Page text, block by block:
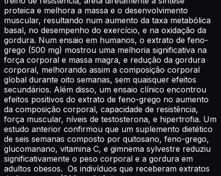
proteica e melhora a massa e o desenvolvimento
muscular, resultando num aumento da taxa metabólica
basal, no desempenho do exercício, e na oxidação da
gordura. Num ensaio em humanos, o extrato de feno-
grego (500 mg) mostrou uma melhoria significativa na
força corporal e massa magra, e redução da gordura
corporal, melhorando assim a composição corporal
global durante oito semanas, sem quaisquer efeitos
secundários. Além disso, um ensaio clínico encontrou
efeitos positivos do extrato de feno-grego no aumento
da composição corporal, capacidade de resistência,
força muscular, níveis de testosterona, e hipertrofia. Um
estudo anterior confirmou que um suplemento dietético
de seis semanas composto por quitosano, feno-grego,
glucomanano, vitamina C, e gimnema sylvestre reduziu
significativamente o peso corporal e a gordura em
adultos obesos. Os indivíduos que receberam extratos